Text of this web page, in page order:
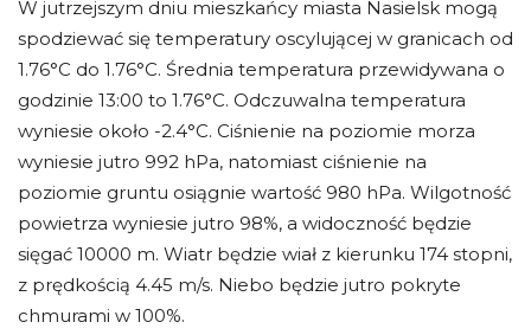
W jutrzejszym dniu mieszkańcy miasta Nasielsk mogą
spodziewać się temperatury oscylującej w granicach od
1.76°C do 1.76°C. Średnia temperatura przewidywana o
godzinie 13:00 to 1.76°C. Odczuwalna temperatura
wyniesie około -2.4°C. Ciśnienie na poziomie morza
wyniesie jutro 992 hPa, natomiast ciśnienie na
poziomie gruntu osiągnie wartość 980 hPa. Wilgotność
powietrza wyniesie jutro 98%, a widoczność będzie
sięgać 10000 m. Wiatr będzie wiał z kierunku 174 stopni,
z prędkością 4.45 m/s. Niebo będzie jutro pokryte
chmurami w 100%.